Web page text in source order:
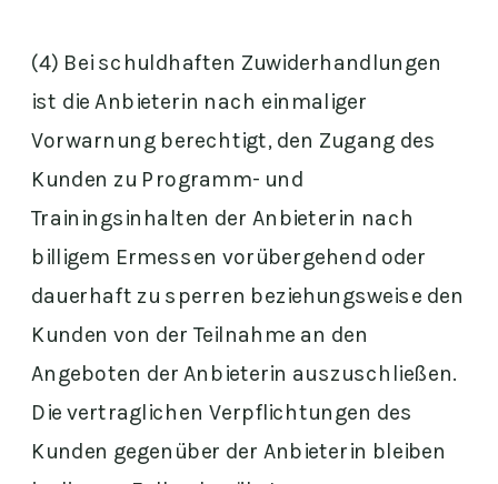
(4) Bei schuldhaften Zuwiderhandlungen
ist die Anbieterin nach einmaliger
Vorwarnung berechtigt, den Zugang des
Kunden zu Programm- und
Trainingsinhalten der Anbieterin nach
billigem Ermessen vorübergehend oder
dauerhaft zu sperren beziehungsweise den
Kunden von der Teilnahme an den
Angeboten der Anbieterin auszuschließen.
Die vertraglichen Verpflichtungen des
Kunden gegenüber der Anbieterin bleiben